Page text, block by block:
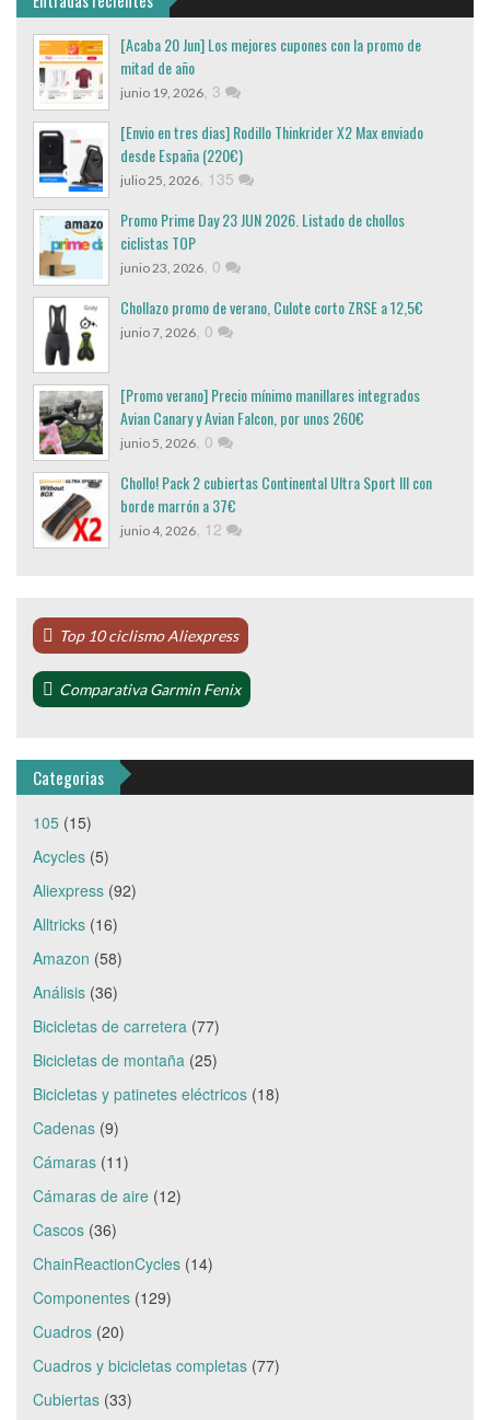
[Acaba 20 Jun] Los mejores cupones con la promo de
mitad de año
junio 19, 2026 3
[Envio en tres dias] Rodillo Thinkrider X2 Max enviado
desde España (220€)
julio 25, 2026 135
Promo Prime Day 23 JUN 2026. Listado de chollos
ciclistas TOP
junio 23, 2026 0
Chollazo promo de verano, Culote corto ZRSE a 12,5€
junio 7, 2026 0
[Promo verano] Precio mínimo manillares integrados
Avian Canary y Avian Falcon, por unos 260€
junio 5, 2026 0
Chollo! Pack 2 cubiertas Continental Ultra Sport III con
borde marrón a 37€
junio 4, 2026 12
Top 10 ciclismo Aliexpress
Comparativa Garmin Fenix
Categorias
105 (15)
Acycles (5)
Aliexpress (92)
Alltricks (16)
Amazon (58)
Análisis (36)
Bicicletas de carretera (77)
Bicicletas de montaña (25)
Bicicletas y patinetes eléctricos (18)
Cadenas (9)
Cámaras (11)
Cámaras de aire (12)
Cascos (36)
ChainReactionCycles (14)
Componentes (129)
Cuadros (20)
Cuadros y bicicletas completas (77)
Cubiertas (33)